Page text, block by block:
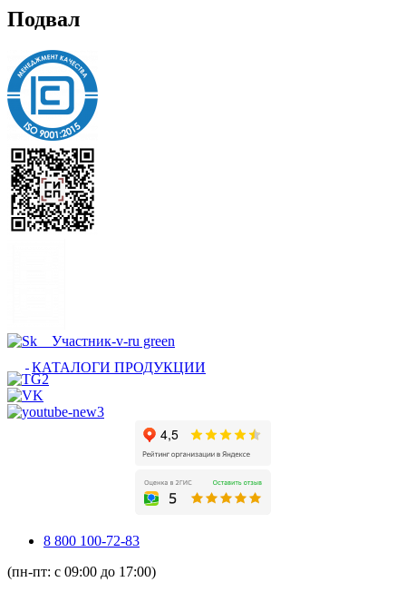
Подвал
КАТАЛОГИ ПРОДУКЦИИ
8 800 100-72-83
(пн-пт: с 09:00 до 17:00)